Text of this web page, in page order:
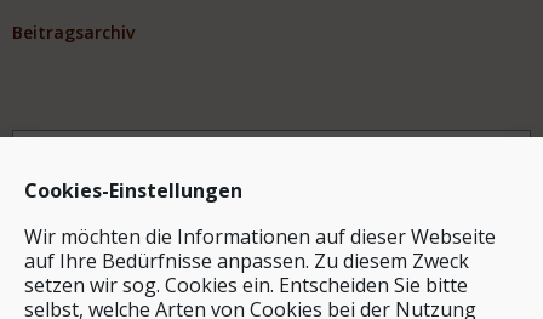
Cookies-Einstellungen
Wir möchten die Informationen auf dieser Webseite
auf Ihre Bedürfnisse anpassen. Zu diesem Zweck
setzen wir sog. Cookies ein. Entscheiden Sie bitte
selbst, welche Arten von Cookies bei der Nutzung
Beitragsarchiv
Archiv